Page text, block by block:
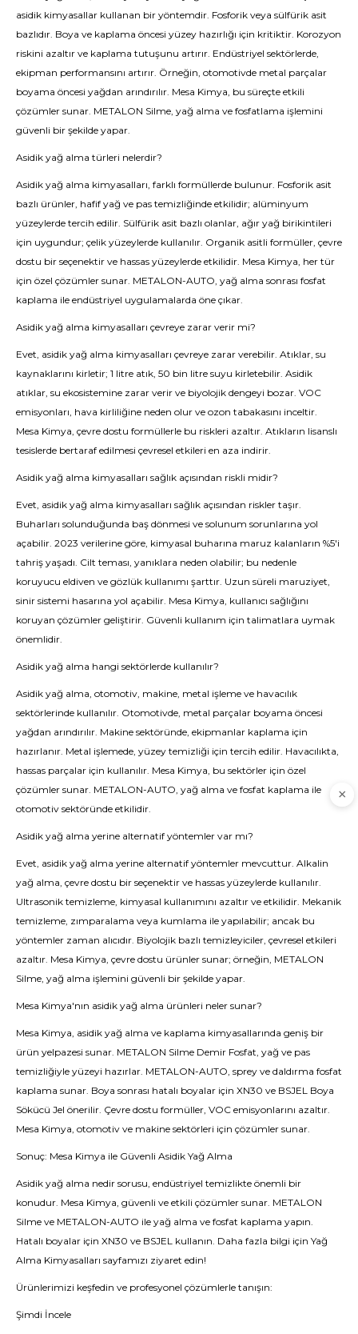
asidik kimyasallar kullanan bir yöntemdir. Fosforik veya sülfürik asit
bazlıdır. Boya ve kaplama öncesi yüzey hazırlığı için kritiktir. Korozyon
riskini azaltır ve kaplama tutuşunu artırır. Endüstriyel sektörlerde,
ekipman performansını artırır. Örneğin, otomotivde metal parçalar
boyama öncesi yağdan arındırılır. Mesa Kimya, bu süreçte etkili
çözümler sunar. METALON Silme, yağ alma ve fosfatlama işlemini
güvenli bir şekilde yapar.
Asidik yağ alma türleri nelerdir?
Asidik yağ alma kimyasalları, farklı formüllerde bulunur. Fosforik asit
bazlı ürünler, hafif yağ ve pas temizliğinde etkilidir; alüminyum
yüzeylerde tercih edilir. Sülfürik asit bazlı olanlar, ağır yağ birikintileri
için uygundur; çelik yüzeylerde kullanılır. Organik asitli formüller, çevre
dostu bir seçenektir ve hassas yüzeylerde etkilidir. Mesa Kimya, her tür
için özel çözümler sunar. METALON-AUTO, yağ alma sonrası fosfat
kaplama ile endüstriyel uygulamalarda öne çıkar.
Asidik yağ alma kimyasalları çevreye zarar verir mi?
Evet, asidik yağ alma kimyasalları çevreye zarar verebilir. Atıklar, su
kaynaklarını kirletir; 1 litre atık, 50 bin litre suyu kirletebilir. Asidik
atıklar, su ekosistemine zarar verir ve biyolojik dengeyi bozar. VOC
emisyonları, hava kirliliğine neden olur ve ozon tabakasını inceltir.
Mesa Kimya, çevre dostu formüllerle bu riskleri azaltır. Atıkların lisanslı
tesislerde bertaraf edilmesi çevresel etkileri en aza indirir.
Asidik yağ alma kimyasalları sağlık açısından riskli midir?
Evet, asidik yağ alma kimyasalları sağlık açısından riskler taşır.
Buharları solunduğunda baş dönmesi ve solunum sorunlarına yol
açabilir. 2023 verilerine göre, kimyasal buharına maruz kalanların %5'i
tahriş yaşadı. Cilt teması, yanıklara neden olabilir; bu nedenle
koruyucu eldiven ve gözlük kullanımı şarttır. Uzun süreli maruziyet,
sinir sistemi hasarına yol açabilir. Mesa Kimya, kullanıcı sağlığını
koruyan çözümler geliştirir. Güvenli kullanım için talimatlara uymak
önemlidir.
Asidik yağ alma hangi sektörlerde kullanılır?
Asidik yağ alma, otomotiv, makine, metal işleme ve havacılık
sektörlerinde kullanılır. Otomotivde, metal parçalar boyama öncesi
yağdan arındırılır. Makine sektöründe, ekipmanlar kaplama için
hazırlanır. Metal işlemede, yüzey temizliği için tercih edilir. Havacılıkta,
hassas parçalar için kullanılır. Mesa Kimya, bu sektörler için özel
çözümler sunar. METALON-AUTO, yağ alma ve fosfat kaplama ile
otomotiv sektöründe etkilidir.
Asidik yağ alma yerine alternatif yöntemler var mı?
Evet, asidik yağ alma yerine alternatif yöntemler mevcuttur. Alkalin
yağ alma, çevre dostu bir seçenektir ve hassas yüzeylerde kullanılır.
Ultrasonik temizleme, kimyasal kullanımını azaltır ve etkilidir. Mekanik
temizleme, zımparalama veya kumlama ile yapılabilir; ancak bu
yöntemler zaman alıcıdır. Biyolojik bazlı temizleyiciler, çevresel etkileri
azaltır. Mesa Kimya, çevre dostu ürünler sunar; örneğin, METALON
Silme, yağ alma işlemini güvenli bir şekilde yapar.
Mesa Kimya'nın asidik yağ alma ürünleri neler sunar?
Mesa Kimya, asidik yağ alma ve kaplama kimyasallarında geniş bir
ürün yelpazesi sunar. METALON Silme Demir Fosfat, yağ ve pas
temizliğiyle yüzeyi hazırlar. METALON-AUTO, sprey ve daldırma fosfat
kaplama sunar. Boya sonrası hatalı boyalar için XN30 ve BSJEL Boya
Sökücü Jel önerilir. Çevre dostu formüller, VOC emisyonlarını azaltır.
Mesa Kimya, otomotiv ve makine sektörleri için çözümler sunar.
Sonuç: Mesa Kimya ile Güvenli Asidik Yağ Alma
Asidik yağ alma nedir sorusu, endüstriyel temizlikte önemli bir
konudur. Mesa Kimya, güvenli ve etkili çözümler sunar. METALON
Silme ve METALON-AUTO ile yağ alma ve fosfat kaplama yapın.
Hatalı boyalar için XN30 ve BSJEL kullanın. Daha fazla bilgi için Yağ
Alma Kimyasalları sayfamızı ziyaret edin!
Ürünlerimizi keşfedin ve profesyonel çözümlerle tanışın:
Şimdi İncele